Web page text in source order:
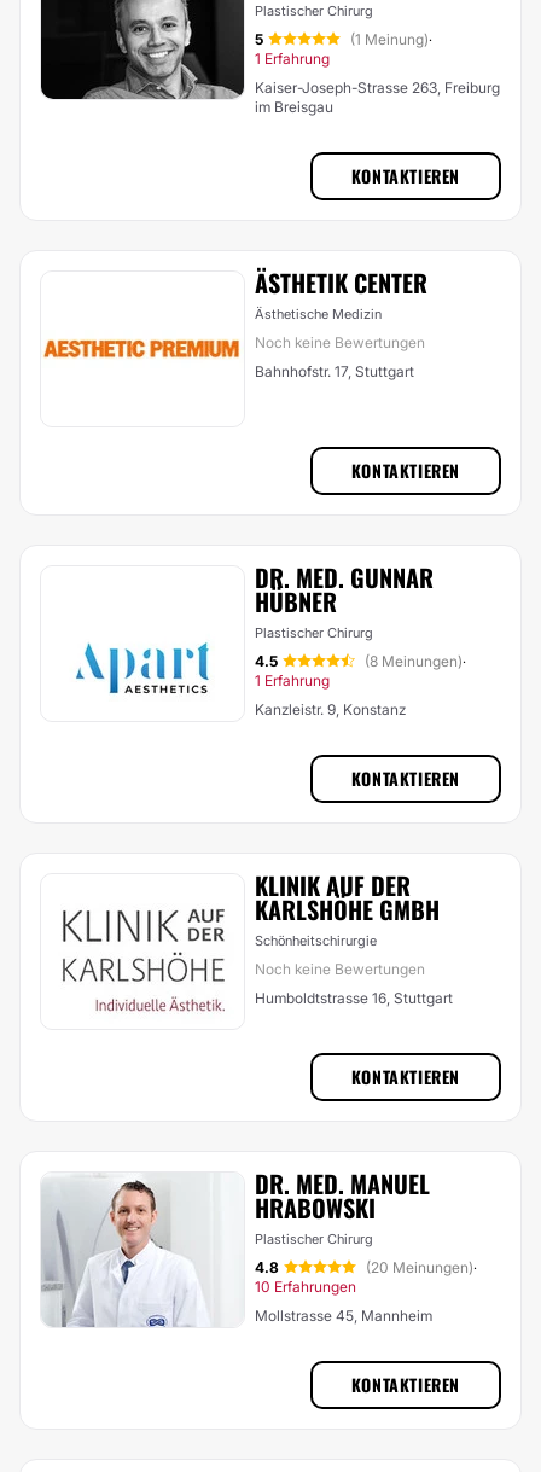
Plastischer Chirurg
5 (1 Meinung)·
1 Erfahrung
Kaiser-Joseph-Strasse 263, Freiburg
im Breisgau
KONTAKTIEREN
ÄSTHETIK CENTER
Ästhetische Medizin
Noch keine Bewertungen
Bahnhofstr. 17, Stuttgart
KONTAKTIEREN
DR. MED. GUNNAR
HÜBNER
Plastischer Chirurg
4.5 (8 Meinungen)·
1 Erfahrung
Kanzleistr. 9, Konstanz
KONTAKTIEREN
KLINIK AUF DER
KARLSHÖHE GMBH
Schönheitschirurgie
Noch keine Bewertungen
Humboldtstrasse 16, Stuttgart
KONTAKTIEREN
DR. MED. MANUEL
HRABOWSKI
Plastischer Chirurg
4.8 (20 Meinungen)·
10 Erfahrungen
Mollstrasse 45, Mannheim
KONTAKTIEREN